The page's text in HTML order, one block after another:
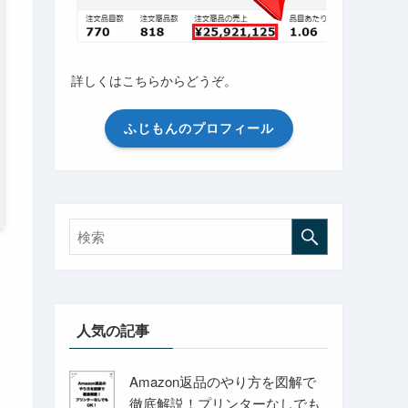
詳しくはこちらからどうぞ。
ふじもんのプロフィール
人気の記事
Amazon返品のやり方を図解で
徹底解説！プリンターなしでも